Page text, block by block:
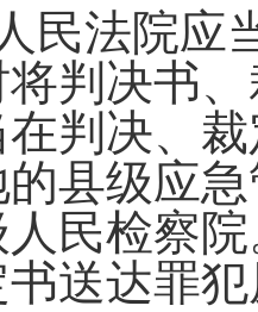
民法院应
判决书
判决、
县级应
民检察
送达罪